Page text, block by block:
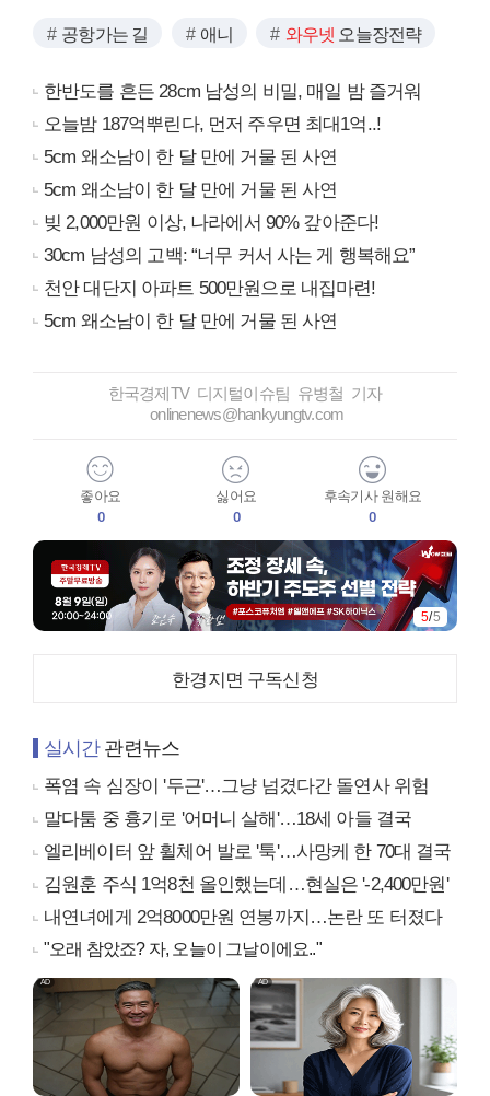
공항가는 길 애니 와우넷 오늘장전략
한반도를 흔든 28cm 남성의 비밀, 매일 밤 즐거워
오늘밤 187억뿌린다, 먼저 주우면 최대1억..!
5cm 왜소남이 한 달 만에 거물 된 사연
5cm 왜소남이 한 달 만에 거물 된 사연
빚 2,000만원 이상, 나라에서 90% 갚아준다!
30cm 남성의 고백: “너무 커서 사는 게 행복해요”
천안 대단지 아파트 500만원으로 내집마련!
5cm 왜소남이 한 달 만에 거물 된 사연
한국경제TV 디지털이슈팀 유병철 기자
onlinenews@hankyungtv.com
좋아요
0
싫어요
0
후속기사 원해요
0
5/5
한경지면 구독신청
실시간관련뉴스
폭염 속 심장이 '두근'…그냥 넘겼다간 돌연사 위험
말다툼 중 흉기로 '어머니 살해'…18세 아들 결국
엘리베이터 앞 휠체어 발로 '툭'…사망케 한 70대 결국
김원훈 주식 1억8천 올인했는데…현실은 '-2,400만원'
내연녀에게 2억8000만원 연봉까지…논란 또 터졌다
"오래 참았죠? 자, 오늘이 그날이에요.."